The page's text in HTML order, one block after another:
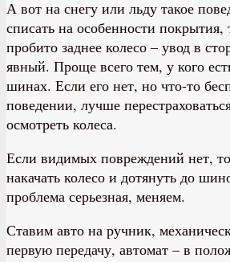
А вот на снегу или льду такое
списать на особенности покрытия,
пробито заднее колесо – увод в
явный. Проще всего тем, у кого
шинах. Если его нет, но что-то
поведении, лучше
осмотреть колеса.
Если видимых повреждений нет,
накачать колесо и дотянуть до
проблема серьезная, меняем.
Ставим авто на ручник,
первую передачу, автомат – в